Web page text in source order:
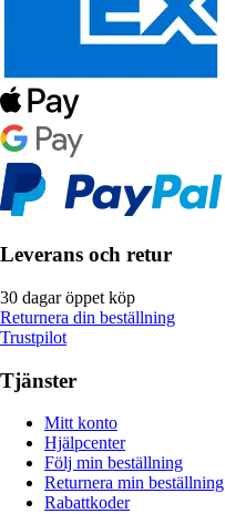
Leverans och retur
30 dagar öppet köp
Returnera din beställning
Trustpilot
Tjänster
Mitt konto
Hjälpcenter
Följ min beställning
Returnera min beställning
Rabattkoder